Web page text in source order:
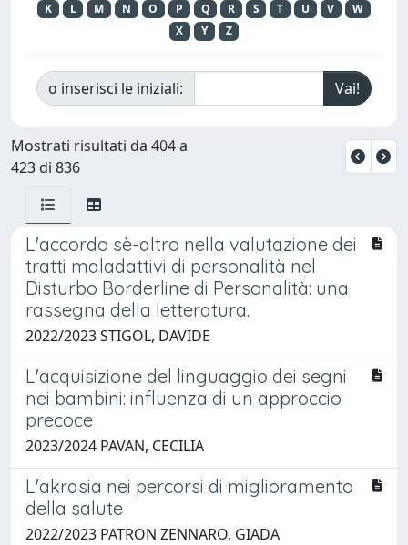
K
L M N O P Q R S T U V
W
X
Y Z
o inserisci le iniziali:
Mostrati risultati da 404 a
423 di 836
L'accordo sè-altro nella valutazione dei
tratti maladattivi di personalità nel
Disturbo Borderline di Personalità: una
rassegna della letteratura.
2022/2023 STIGOL, DAVIDE
L'acquisizione del linguaggio dei segni
nei bambini: influenza di un approccio
precoce
2023/2024 PAVAN, CECILIA
L'akrasia nei percorsi di miglioramento
della salute
2022/2023 PATRON ZENNARO, GIADA